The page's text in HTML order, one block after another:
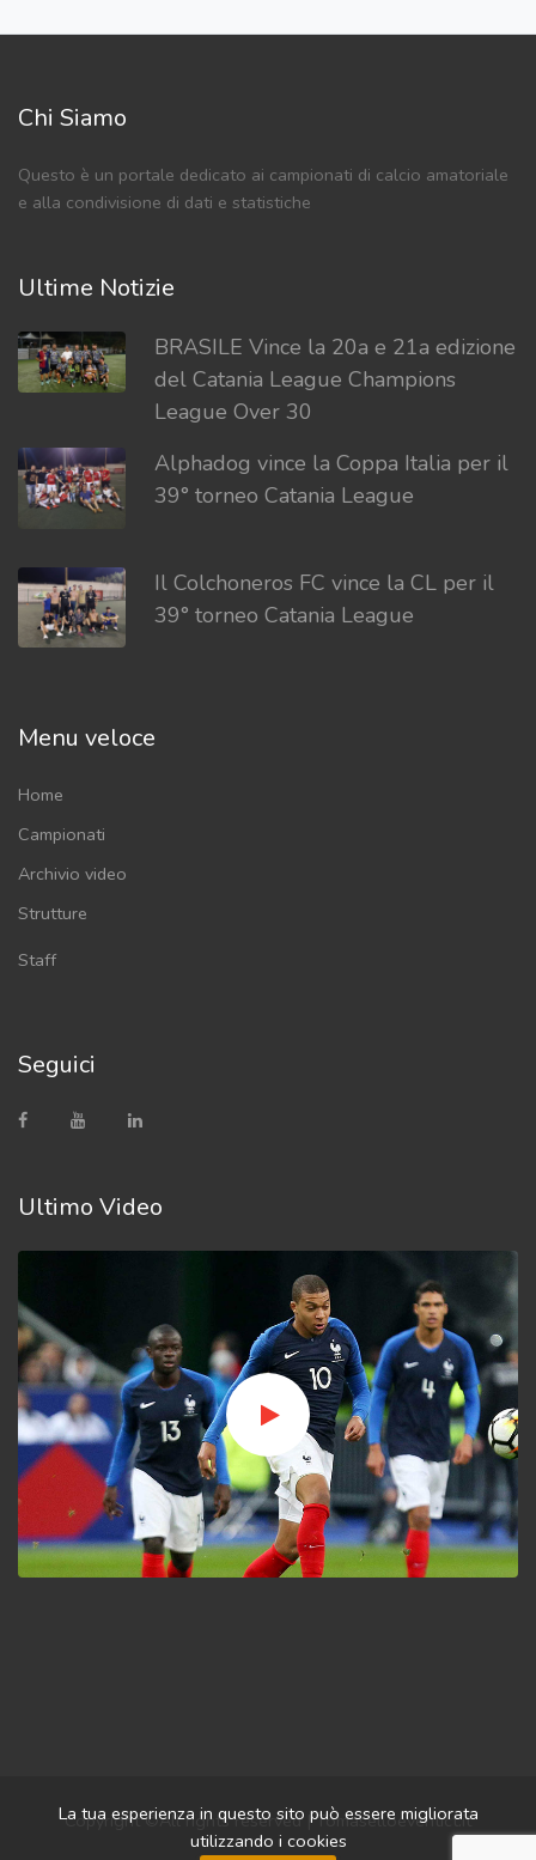
Chi Siamo
Questo è un portale dedicato ai campionati di calcio amatoriale
e alla condivisione di dati e statistiche
Ultime Notizie
BRASILE Vince la 20a e 21a edizione
del Catania League Champions
League Over 30
Alphadog vince la Coppa Italia per il
39° torneo Catania League
Il Colchoneros FC vince la CL per il
39° torneo Catania League
Menu veloce
Home
Campionati
Archivio video
Strutture
Staff
Seguici
Ultimo Video
Copyright ©All rights reserved | Tomaselloeventict.it
La tua esperienza in questo sito può essere migliorata
utilizzando i cookies